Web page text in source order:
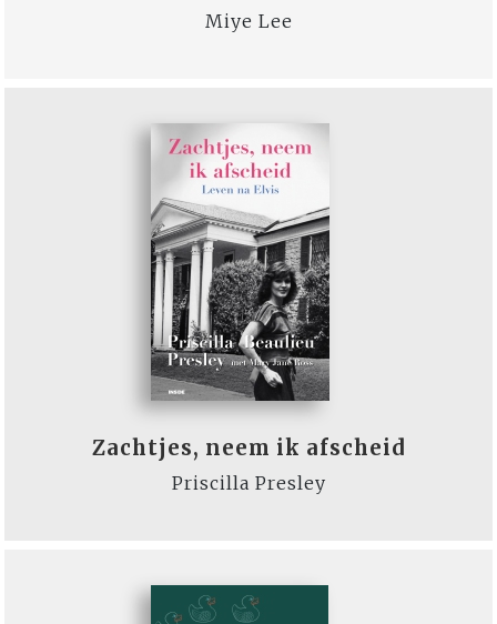
Miye Lee
Zachtjes, neem ik afscheid
Priscilla Presley